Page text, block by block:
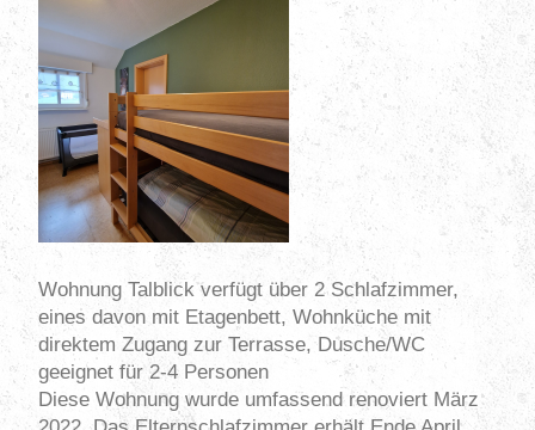
Wohnung Talblick verfügt über 2 Schlafzimmer,
eines davon mit Etagenbett, Wohnküche mit
direktem Zugang zur Terrasse, Dusche/WC
geeignet für 2-4 Personen
Diese Wohnung wurde umfassend renoviert März